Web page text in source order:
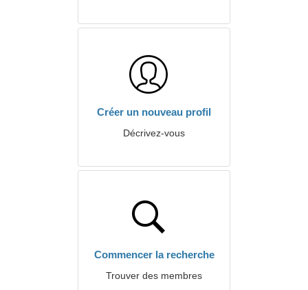
Créer un nouveau profil
Décrivez-vous
Commencer la recherche
Trouver des membres